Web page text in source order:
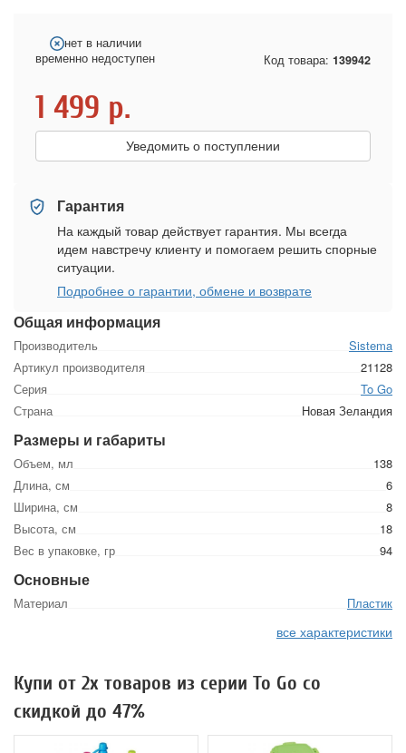
Общая информация
Производитель
Sistema
Артикул производителя
21128
Серия
To Go
Страна
Новая Зеландия
Размеры и габариты
Объем, мл
138
Длина, см
6
Ширина, см
8
Высота, см
18
Вес в упаковке, гр
94
Основные
Материал Пластик
все характеристики
нет в наличии
временно недоступен
Код товара: 139942
1 499 р.
Уведомить о поступлении
Гарантия
На каждый товар действует гарантия. Мы всегда
идем навстречу клиенту и помогаем решить спорные
ситуации.
Подробнее о гарантии, обмене и возврате
Купи от 2х товаров из серии To Go со
скидкой до 47%